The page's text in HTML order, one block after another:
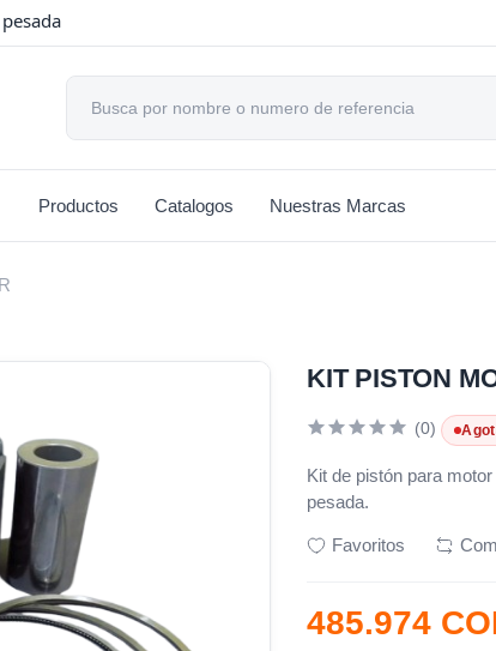
Productos Catalogos Nuestras Marcas
KIT PISTON
(0)
Kit de pistón para
pesada.
Favoritos
485.974